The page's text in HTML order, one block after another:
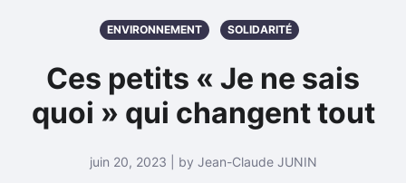
ENVIRONNEMENT SOLIDARITÉ
Ces petits « Je ne sais
quoi » qui changent tout
juin 20, 2023 | by Jean-Claude JUNIN